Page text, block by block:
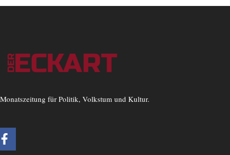
Monatszeitung für Politik, Volkstum und Kultur.
F
a